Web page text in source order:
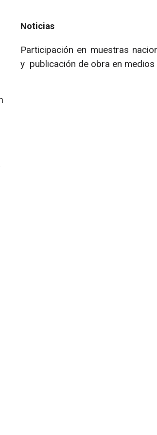
Noticias
Participación en muestras
y publicación de obra en